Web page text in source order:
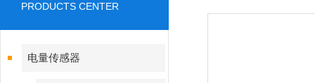
PRODUCTS CENTER
电量传感器